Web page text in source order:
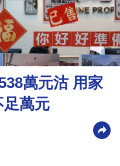
萬元沽 用家
足萬元